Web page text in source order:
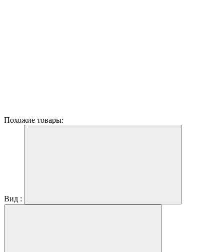
Похожие товары:
Вид :